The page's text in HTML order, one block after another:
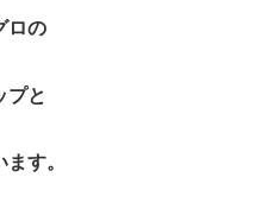
ロの
プと
す。